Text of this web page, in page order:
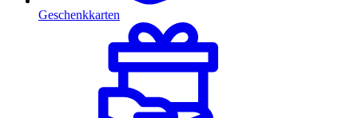
Geschenkkarten